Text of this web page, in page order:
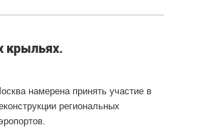
крыльях.
намерена принять участие в
региональных